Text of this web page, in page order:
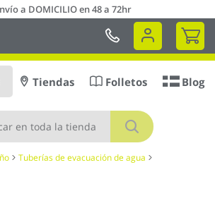
a DOMICILIO en 48 a 72hr
Mi
Buscar
Tiendas Folletos Blog
Tuberías de evacuación de agua